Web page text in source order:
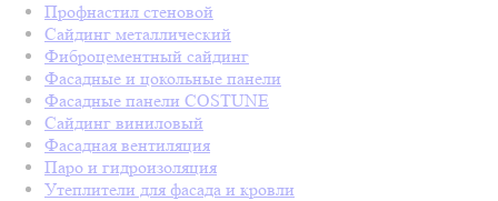
Профнастил стеновой
Сайдинг металлический
Фиброцементный сайдинг
Фасадные и цокольные панели
Фасадные панели COSTUNE
Сайдинг виниловый
Фасадная вентиляция
Паро и гидроизоляция
Утеплители для фасада и кровли